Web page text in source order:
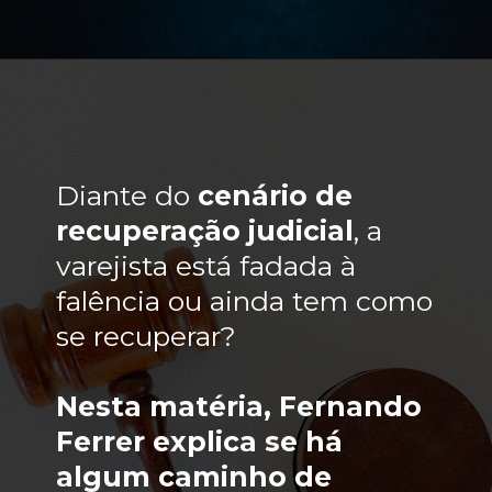
Diante do cenário de
recuperação judicial, a
varejista está fadada à
falência ou ainda tem como
se recuperar?
Nesta matéria, Fernando
Ferrer explica se há
algum caminho de